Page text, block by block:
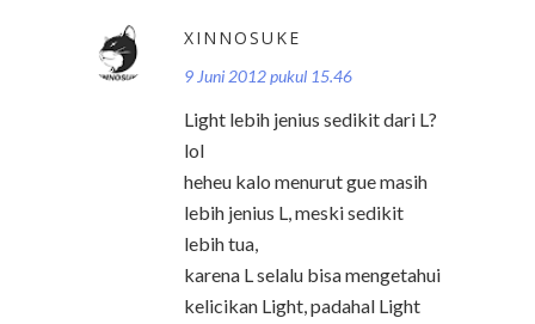
XINNOSUKE
9 Juni 2012 pukul 15.46
Light lebih jenius sedikit dari L?
lol
heheu kalo menurut gue masih
lebih jenius L, meski sedikit
lebih tua,
karena L selalu bisa mengetahui
kelicikan Light, padahal Light